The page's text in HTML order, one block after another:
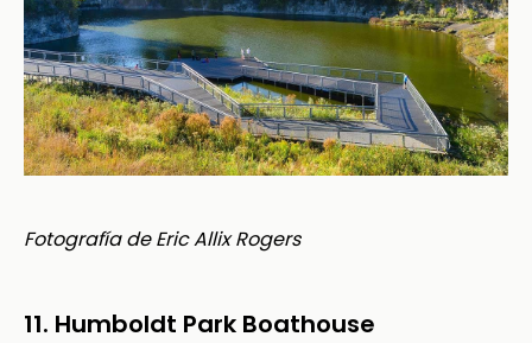
Fotografía de Eric Allix Rogers
11. Humboldt Park Boathouse